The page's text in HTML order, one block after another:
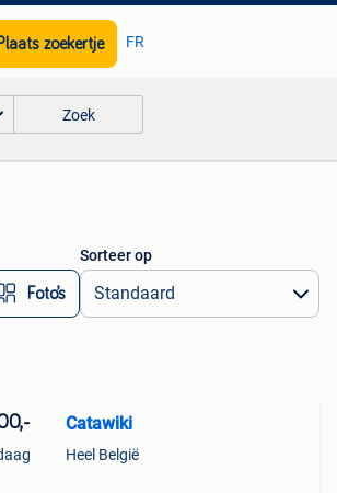
zoekertje FR
Zoek
Foto’s
Sorteer op
Catawiki
Heel België